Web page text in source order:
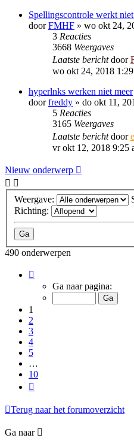
Spellingscontrole werkt
doorFMHF » wo okt 24,
3 Reacties
3668 Weergaves
Laatste berichtdoor
wo okt 24, 2018
hyperlnks werken niet meer
doorfreddy » do okt 11,
5 Reacties
3165 Weergaves
Laatste berichtdoor
vr okt 12, 2018 9:25
Nieuw onderwerp
Weergave:
Richting:
490 onderwerpen
van
Ga naar pagina:
1
2
3
4
5
…
10
Terug naar het forumoverzicht
Ga naar